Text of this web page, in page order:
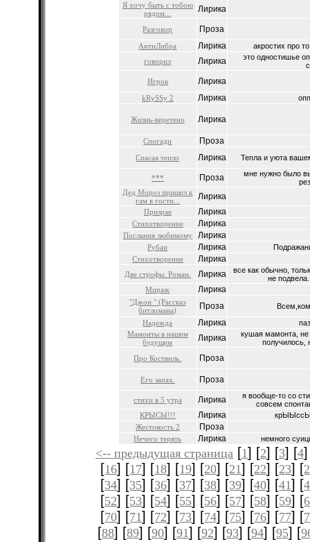
Я хочу быть с тобою
рядом...
Лирика
Разговор Проза
АнтиЛибра Лирика
акростих про
говорил
Лирика
это одностишье
Игрок
Лирика
kRySSy 2 Лирика
Жизнь-веретено Лирика
Спогади Проза
Спасая тепло Лирика Тепла и уюта
*** Проза
мне нужно было
Дед Мороз пришел к
гам в гости...
Лирика
Призрак Лирика
Стихотворение Лирика
Послания любимому Лирика
Рубаи Лирика
Стихотворение
Лирика
Две строфы. Роман. Лирика
все как обычно,
не
Мираж
Лирика
"Джон " (Рассказ
битломана)
Проза
Надежда
Лирика
Мамонты в нашем
будущем
Лирика
кушая мамонта, не
получилось,
Про Коствиль.
Проза
Его запах. Проза
стихи в 5 утра Лирика
я вообще-то со
совсем
КРЫСЫ!!!
Лирика
Жестокость 2
Проза
Нечего терять Лирика немного
<-- предыдущая страница [1] [2] [3] [4
[16] [17] [18] [19] [20] [21] [22] [23] [
[34] [35] [36] [37] [38] [39] [40] [41] [
[52] [53] [54] [55] [56] [57] [58] [59] [
[70] [71] [72] [73] [74] [75] [76] [77] [
[88] [89] [90] [91] [92] [93] [94] [95] [